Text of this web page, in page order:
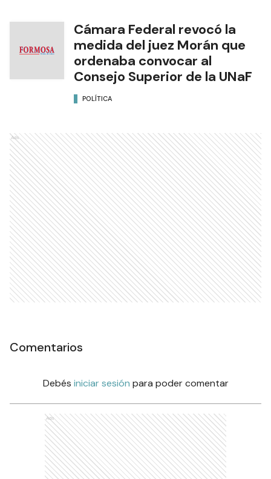
Cámara Federal revocó la
medida del juez Morán que
ordenaba convocar al
Consejo Superior de la UNaF
POLÍTICA
Ads
Comentarios
Debés iniciar sesión para poder comentar
Ads